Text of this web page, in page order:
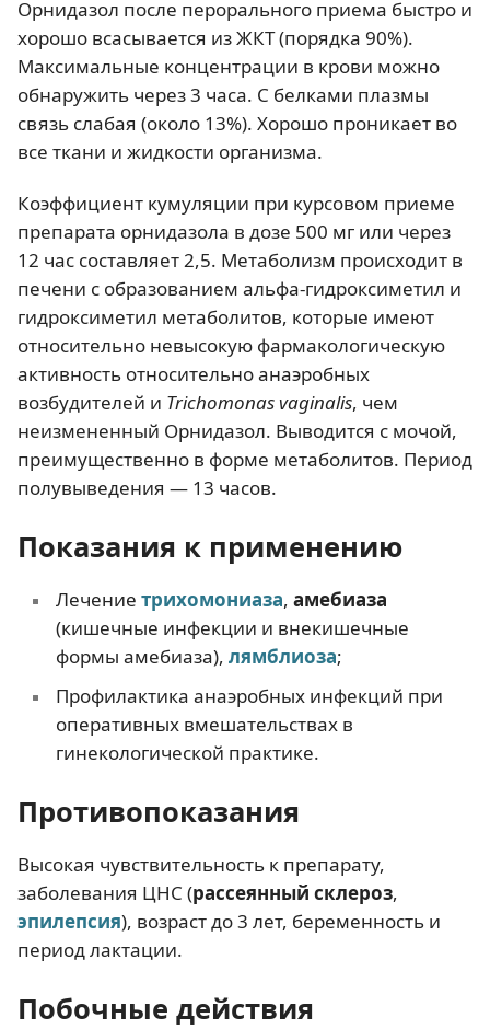
Орнидазол после перорального приема быстро и
хорошо всасывается из ЖКТ (порядка 90%).
Максимальные концентрации в крови можно
обнаружить через 3 часа. С белками плазмы
связь слабая (около 13%). Хорошо проникает во
все ткани и жидкости организма.
Коэффициент кумуляции при курсовом приеме
препарата орнидазола в дозе 500 мг или через
12 час составляет 2,5. Метаболизм происходит в
печени с образованием альфа-гидроксиметил и
гидроксиметил метаболитов, которые имеют
относительно невысокую фармакологическую
активность относительно анаэробных
возбудителей и Trіchomonas vagіnalіs, чем
неизмененный Орнидазол. Выводится с мочой,
преимущественно в форме метаболитов. Период
полувыведения — 13 часов.
Показания к применению
Лечение трихомониаза, амебиаза
(кишечные инфекции и внекишечные
формы амебиаза), лямблиоза;
Профилактика анаэробных инфекций при
оперативных вмешательствах в
гинекологической практике.
Противопоказания
Высокая чувствительность к препарату,
заболевания ЦНС (рассеянный склероз,
эпилепсия), возраст до 3 лет, беременность и
период лактации.
Побочные действия